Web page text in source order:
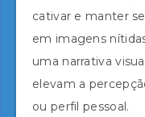
cativar e manter
em imagens
uma narrativa
elevam a
ou perfil pessoal.